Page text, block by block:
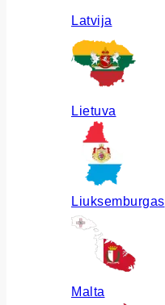
Latvija
Lietuva
Liuksemburgas
Malta